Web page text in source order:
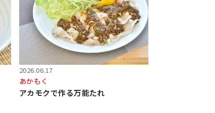
2026.06.17
あかもく
アカモクで作る万能たれ